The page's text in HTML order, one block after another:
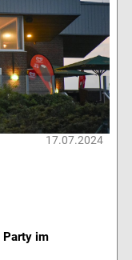
17.07.2024
Party im